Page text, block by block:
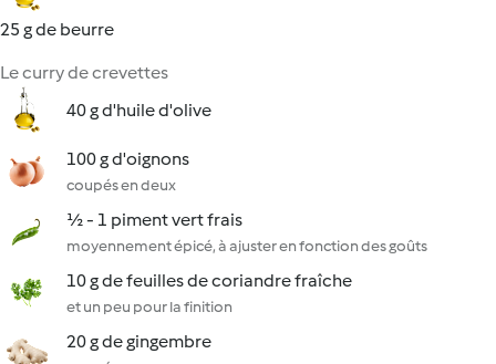
25 g de beurre
Le curry de crevettes
40 g d'huile d'olive
100 g d'oignons
coupés en deux
½ - 1 piment vert frais
moyennement épicé, à ajuster en fonction des goûts
10 g de feuilles de coriandre fraîche
et un peu pour la finition
20 g de gingembre